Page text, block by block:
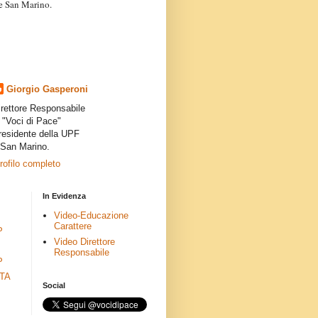
San Marino.
Giorgio Gasperoni
Responsabile
"Voci di Pace"
della UPF
Marino.
completo
In Evidenza
Video-Educazione
Carattere
Video Direttore
Responsabile
Social